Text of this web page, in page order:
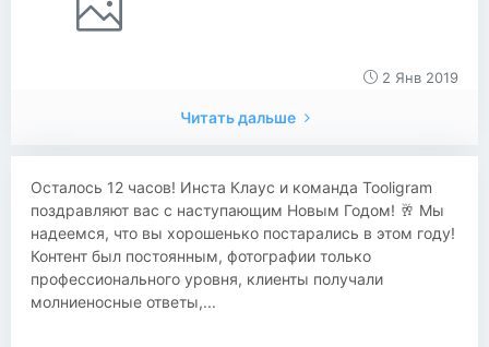
2 Янв 2019
Читать дальше
Осталось 12 часов! Инста Клаус и команда Tooligram
поздравляют вас с наступающим Новым Годом! 🥂 Мы
надеемся, что вы хорошенько постарались в этом году!
Контент был постоянным, фотографии только
профессионального уровня, клиенты получали
молниеносные ответы,...